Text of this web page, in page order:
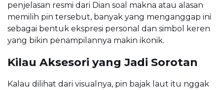
penjelasan resmi dari Dian soal makna atau alasan
memilih pin tersebut, banyak yang menganggap ini
sebagai bentuk ekspresi personal dan simbol keren
yang bikin penampilannya makin ikonik.
Kilau Aksesori yang Jadi Sorotan
Kalau dilihat dari visualnya, pin bajak laut itu nggak